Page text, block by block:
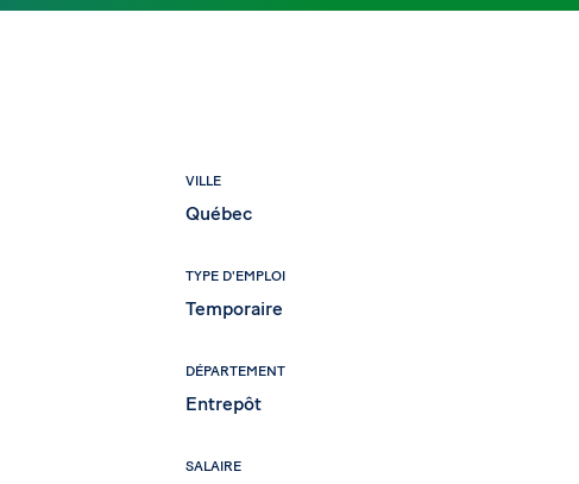
VILLE
Québec
TYPE D'EMPLOI
Temporaire
DÉPARTEMENT
Entrepôt
SALAIRE